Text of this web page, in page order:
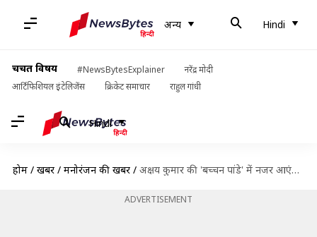
अन्य Hindi
चर्चित विषय #NewsBytesExplainer
नरेंद्र मोदी
आर्टिफिशियल इंटेलिजेंस
क्रिकेट समाचार राहुल गांधी
Hindi
होम / खबरें / मनोरंजन की खबरें / अक्षय कुमार की 'बच्चन पांडे' में नजर आएंगी जैकलीन फर्नांडिज
ADVERTISEMENT